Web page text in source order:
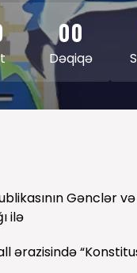
00
Dəqiqə
Gənclər
ilə
ərazisində